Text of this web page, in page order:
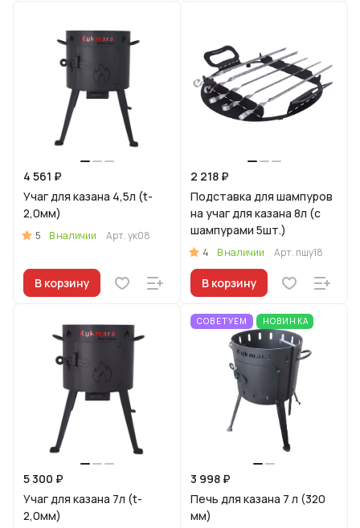
4 561 ₽
Учаг для казана 4,5л (t-
2,0мм)
5 В наличии Арт.ук08
В корзину
2 218 ₽
Подставка для шампуров
на учаг для казана 8л (с
шампурами 5шт.)
4 В наличии Арт. пшу18
В корзину
5 300 ₽
Учаг для казана 7л (t-
2,0мм)
СОВЕТУЕМ НОВИНКА
3 998 ₽
Печь для казана 7 л (320
мм)